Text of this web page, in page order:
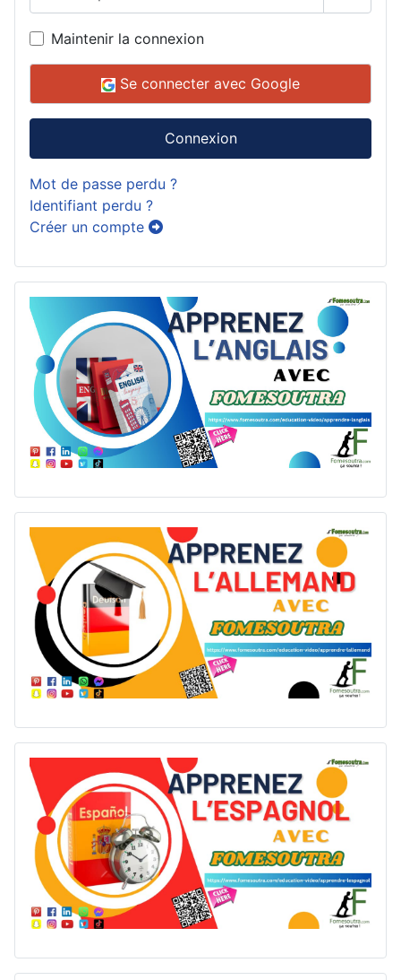
Maintenir la connexion
Se connecter avec Google
Connexion
Mot de passe perdu ?
Identifiant perdu ?
Créer un compte